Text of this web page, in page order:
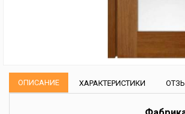
ОПИСАНИЕ ХАРАКТЕРИСТИКИ